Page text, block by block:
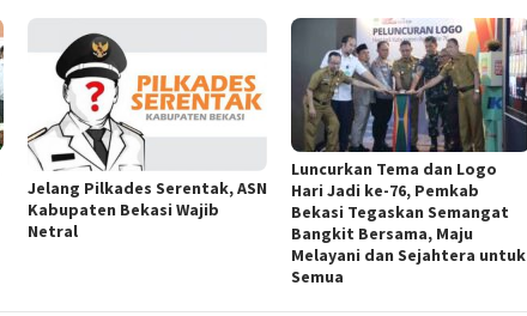
Jelang Pilkades Serentak, ASN
Kabupaten Bekasi Wajib
Netral
Luncurkan Tema dan Logo
Hari Jadi ke-76, Pemkab
Bekasi Tegaskan Semangat
Bangkit Bersama, Maju
Melayani dan Sejahtera untuk
Semua